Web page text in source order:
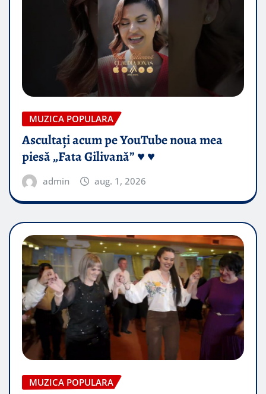
MUZICA POPULARA
Ascultați acum pe YouTube noua mea
piesă „Fata Gilivană” ♥️ ♥️
admin aug. 1, 2026
MUZICA POPULARA